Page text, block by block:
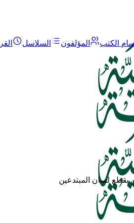
الكتب المؤلفون السلاسل
بقطع لسان المبتدعين